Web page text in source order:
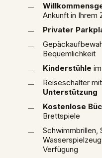
Ankunft in Ihrem
Privater
Bequemlichkeit
Kinderstühle
Reiseschalter mit
Unterstützung
Kostenlose
Brettspiele
Schwimmbrillen,
Verfügung